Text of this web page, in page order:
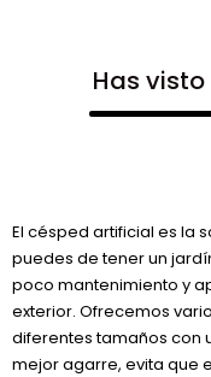
Has
El césped artificial es la
puedes de tener un
poco mantenimiento y
exterior. Ofrecemos
diferentes tamaños con
mejor agarre, evita que